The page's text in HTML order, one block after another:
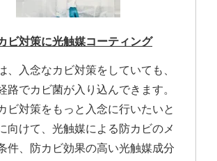
ビ対策に光触媒コーティング
、入念なカビ対策をしていても、
路でカビ菌が入り込んできます。
ビ対策をもっと入念に行いたいと
向けて、光触媒による防カビのメ
件、防カビ効果の高い光触媒成分